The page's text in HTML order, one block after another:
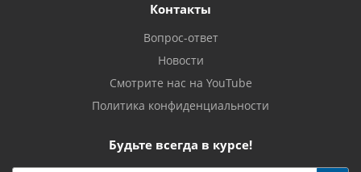
Контакты
Вопрос-ответ
Новости
Смотрите нас на YouTube
Политика конфиденциальности
Будьте всегда в курсе!